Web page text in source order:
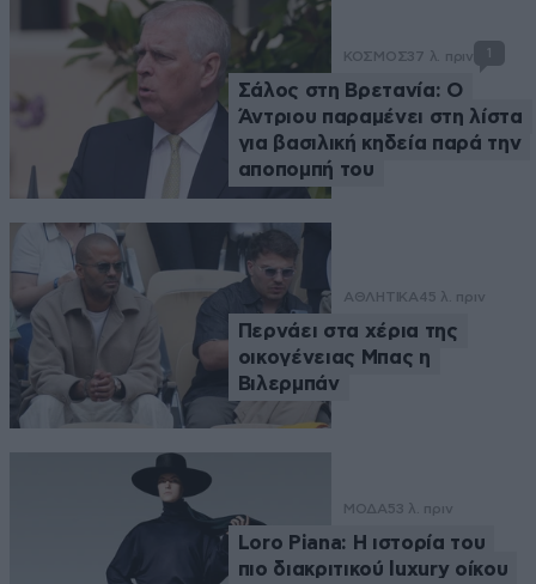
ΚΟΣΜΟΣ37 λ. πριν 1
Σάλος στη Βρετανία: Ο
Άντριου παραμένει στη λίστα
για βασιλική κηδεία παρά την
αποπομπή του
ΑΘΛΗΤΙΚΑ45 λ. πριν
Περνάει στα χέρια της
οικογένειας Μπας η
Βιλερμπάν
ΜΟΔΑ53 λ. πριν
Loro Piana: Η ιστορία του
πιο διακριτικού luxury οίκου